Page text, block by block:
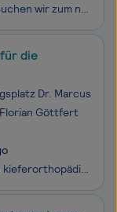
Zur Verstärkung unseres Teams suchen wir zum nächstmöglichen Zeitpunkt und unbefristet einen/eine Zahntechniker/in (m/w/d) oder Zahntechnikermeister/in (m/w/d)
die
Dr. Marcus
Göttfert
Arbeiten in einer der modernsten kieferorthopädischen Praxen Deutschlands? Werde als KFO-Assistenz (m/w/d) Teil des edel & weiss Kieferorthopädie Teams! Bei den „edel & weiß Zahnärzten“ erwartet Dich eine Mehrbehandlerpraxis auf dem modernsten Stand. Mitten im Herzen Nürnbergs – direkt in de